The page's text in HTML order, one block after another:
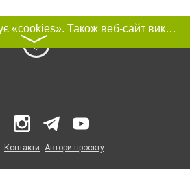
Цей сайт використовує «cookies». Також веб-сайт використовує інтернет-сервіс для збору технічних даних стосовно відвідувачів з метою отримання маркетингової та статистичної інформації. Умови обробки даних відвідувачів сайту див.
〉
Контакти Автори проєкту